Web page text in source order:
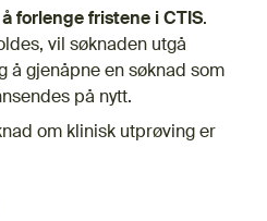
forlenge fristene i CTIS.
vil søknaden utgå
å gjenåpne en søknad som
på nytt.
om klinisk utprøving er